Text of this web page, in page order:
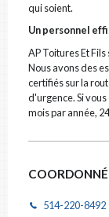
CATÉGORIE
Toiture
DESCRIPTION
qui soient.
Un personnel
AP Toitures Et
Nous avons des
certifiés sur la
d'urgence. Si
mois par année,
514-220-8492